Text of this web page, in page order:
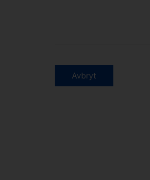
Avbryt